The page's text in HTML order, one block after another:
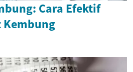
Cara Efektif
Kembung